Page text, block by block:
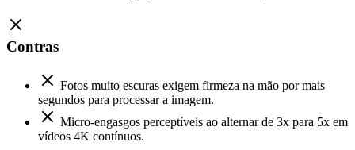
Contras
Fotos muito escuras exigem firmeza na mão por mais
segundos para processar a imagem.
Micro-engasgos perceptíveis ao alternar de 3x para 5x em
vídeos 4K contínuos.